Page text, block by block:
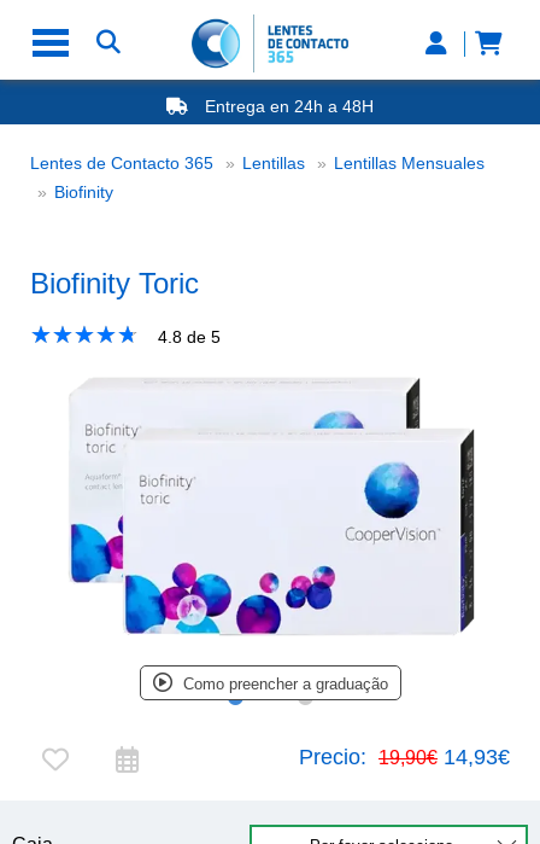
Entrega en 24h a 48H
-20% Gafas de Lectura
Nº1 en Opinión de los Clientes
Lentes de Contacto 365 Lentillas
Lentillas Mensuales
BiofinityBiofinity Toric
Biofinity Toric
★★★★★
☆☆☆☆☆ 4.8 de 5
Como preencher a graduação
Precio: 19,90€ 14,93€